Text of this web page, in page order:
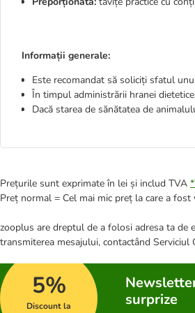
Informații generale:
Este recomandat să soliciți sfatul
În timpul administrării hranei
Dacă starea de sănătatea de
Prețurile sunt exprimate în lei și includ TVA *
Preț normal = Cel mai mic preț la care a
zooplus are dreptul de a folosi adresa ta de
transmiterea mesajului, contactând
5%
Discount la
surprize